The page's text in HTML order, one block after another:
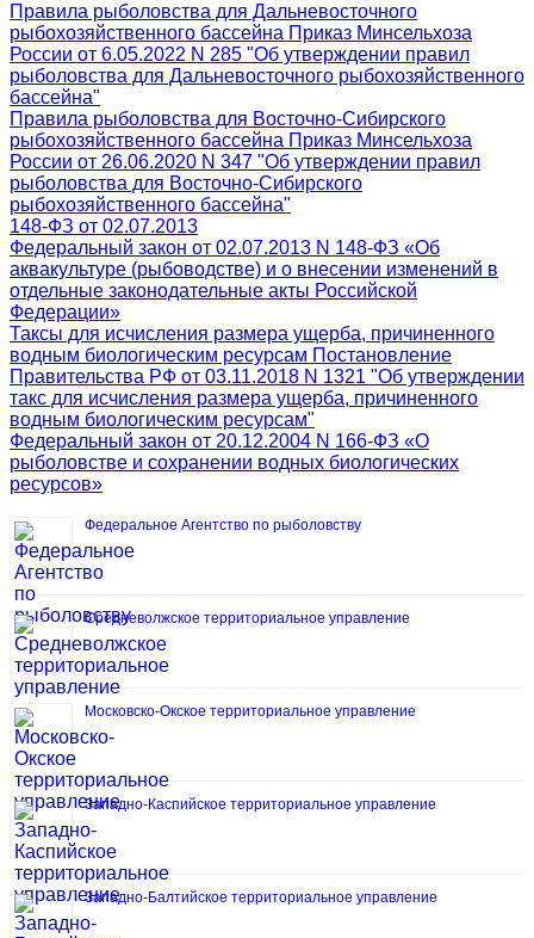
Правила рыболовства для Дальневосточного
рыбохозяйственного бассейна Приказ Минсельхоза
России от 6.05.2022 N 285 "Об утверждении правил
рыболовства для Дальневосточного рыбохозяйственного
бассейна"
Правила рыболовства для Восточно-Сибирского
рыбохозяйственного бассейна Приказ Минсельхоза
России от 26.06.2020 N 347 "Об утверждении правил
рыболовства для Восточно-Сибирского
рыбохозяйственного бассейна"
148-ФЗ от 02.07.2013
Федеральный закон от 02.07.2013 N 148-ФЗ «Об
аквакультуре (рыбоводстве) и о внесении изменений в
отдельные законодательные акты Российской
Федерации»
Таксы для исчисления размера ущерба, причиненного
водным биологическим ресурсам Постановление
Правительства РФ от 03.11.2018 N 1321 "Об утверждении
такс для исчисления размера ущерба, причиненного
водным биологическим ресурсам"
Федеральный закон от 20.12.2004 N 166-ФЗ «О
рыболовстве и сохранении водных биологических
ресурсов»
Федеральное Агентство по рыболовству
Средневолжское территориальное управление
Московско-Окское территориальное управление
Западно-Каспийское территориальное управление
Западно-Балтийское территориальное управление